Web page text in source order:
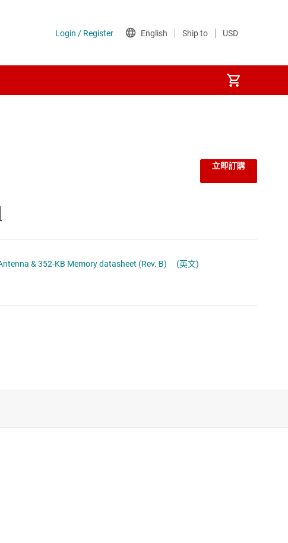
立即訂購
CC2651R3SIPA SimpleLink™ Multiprotocol 2.4 GHz Wireless System-in-Package Module with integrated Antenna & 352-KB Memory datasheet (Rev. B)
(英文)